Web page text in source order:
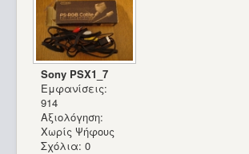
Sony PSX1_7
Εμφανίσεις:
914
Αξιολόγηση:
Χωρίς Ψήφους
Σχόλια: 0